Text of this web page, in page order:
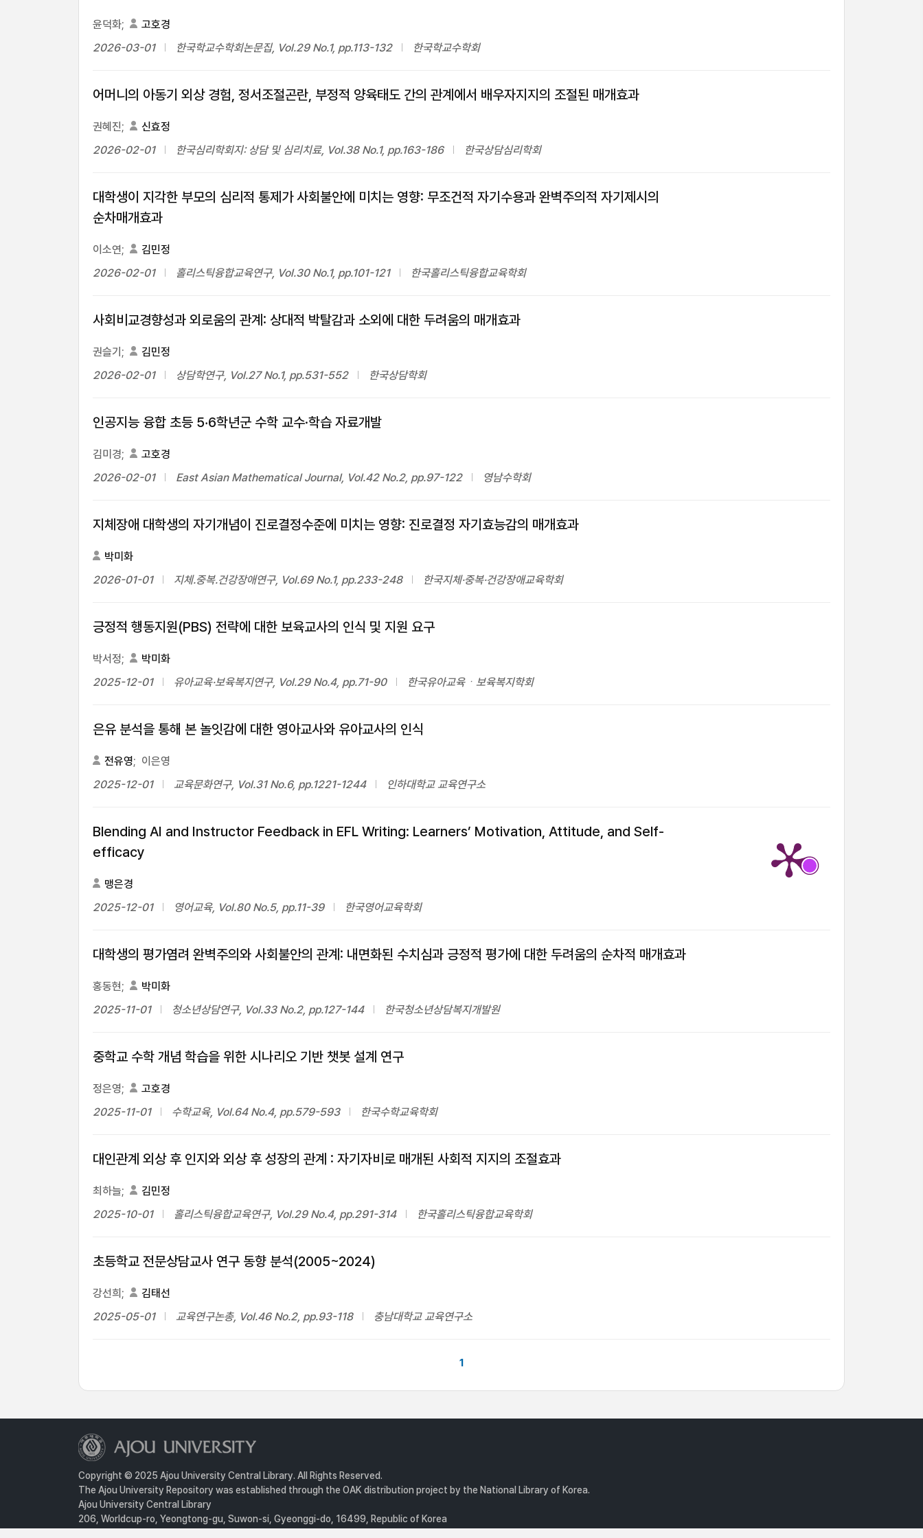
윤덕화;
고호경
2026-03-01
한국학교수학회논문집, Vol.29 No.1, pp.113-132 한국학교수학회
어머니의 아동기 외상 경험, 정서조절곤란, 부정적 양육태도 간의 관계에서 배우자지지의 조절된 매개효과
권혜진;
신효정
2026-02-01
한국심리학회지: 상담 및 심리치료, Vol.38 No.1, pp.163-186 한국상담심리학회
대학생이 지각한 부모의 심리적 통제가 사회불안에 미치는 영향: 무조건적 자기수용과 완벽주의적 자기제시의
순차매개효과
이소연;
김민정
2026-02-01
홀리스틱융합교육연구, Vol.30 No.1, pp.101-121 한국홀리스틱융합교육학회
사회비교경향성과 외로움의 관계: 상대적 박탈감과 소외에 대한 두려움의 매개효과
권슬기;
김민정
2026-02-01
상담학연구, Vol.27 No.1, pp.531-552 한국상담학회
인공지능 융합 초등 5‧6학년군 수학 교수·학습 자료개발
김미경;
고호경
2026-02-01
East Asian Mathematical Journal, Vol.42 No.2, pp.97-122 영남수학회
지체장애 대학생의 자기개념이 진로결정수준에 미치는 영향: 진로결정 자기효능감의 매개효과
박미화
2026-01-01
지체.중복.건강장애연구, Vol.69 No.1, pp.233-248 한국지체·중복·건강장애교육학회
긍정적 행동지원(PBS) 전략에 대한 보육교사의 인식 및 지원 요구
박서정;
박미화
2025-12-01
유아교육·보육복지연구, Vol.29 No.4, pp.71-90 한국유아교육ㆍ보육복지학회
은유 분석을 통해 본 놀잇감에 대한 영아교사와 유아교사의 인식
전유영; 이은영
2025-12-01
교육문화연구, Vol.31 No.6, pp.1221-1244 인하대학교 교육연구소
Blending AI and Instructor Feedback in EFL Writing: Learners’ Motivation, Attitude, and Self-
efficacy
맹은경
2025-12-01
영어교육, Vol.80 No.5, pp.11-39 한국영어교육학회
대학생의 평가염려 완벽주의와 사회불안의 관계: 내면화된 수치심과 긍정적 평가에 대한 두려움의 순차적 매개효과
홍동현;
박미화
2025-11-01
청소년상담연구, Vol.33 No.2, pp.127-144 한국청소년상담복지개발원
중학교 수학 개념 학습을 위한 시나리오 기반 챗봇 설계 연구
정은영;
고호경
2025-11-01
수학교육, Vol.64 No.4, pp.579-593 한국수학교육학회
대인관계 외상 후 인지와 외상 후 성장의 관계 : 자기자비로 매개된 사회적 지지의 조절효과
최하늘;
김민정
2025-10-01
홀리스틱융합교육연구, Vol.29 No.4, pp.291-314 한국홀리스틱융합교육학회
초등학교 전문상담교사 연구 동향 분석(2005~2024)
강선희;
김태선
2025-05-01
교육연구논총, Vol.46 No.2, pp.93-118 충남대학교 교육연구소
1
Copyright © 2025 Ajou University Central Library. All Rights Reserved.
The Ajou University Repository was established through the OAK distribution project by the National Library of Korea.
Ajou University Central Library
206, Worldcup-ro, Yeongtong-gu, Suwon-si, Gyeonggi-do, 16499, Republic of Korea